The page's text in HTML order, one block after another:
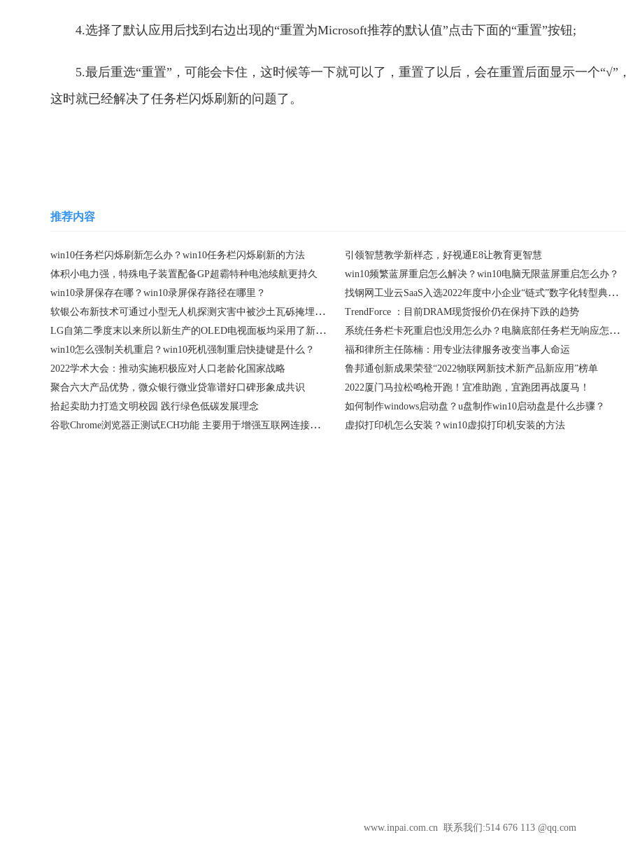
4.选择了默认应用后找到右边出现的“重置为Microsoft推荐的默认值”点击下面的“重置”按钮;
5.最后重选“重置”，可能会卡住，这时候等一下就可以了，重置了以后，会在重置后面显示一个“√”，
这时就已经解决了任务栏闪烁刷新的问题了。
推荐内容
win10任务栏闪烁刷新怎么办？win10任务栏闪烁刷新的方法
引领智慧教学新样态，好视通E8让教育更智慧
体积小电力强，特殊电子装置配备GP超霸特种电池续航更持久
win10频繁蓝屏重启怎么解决？win10电脑无限蓝屏重启怎么办？
win10录屏保存在哪？win10录屏保存路径在哪里？
找钢网工业云SaaS入选2022年度中小企业“链式”数字化转型典型案例
软银公布新技术可通过小型无人机探测灾害中被沙土瓦砾掩埋者的智能手机信号并锁定位置
TrendForce ：目前DRAM现货报价仍在保持下跌的趋势
LG自第二季度末以来所以新生产的OLED电视面板均采用了新的OLED.EX技术 系统任务栏卡死重启也没用怎么办？电脑底部任务栏无响应怎么办？
win10怎么强制关机重启？win10死机强制重启快捷键是什么？
福和律所主任陈楠：用专业法律服务改变当事人命运
2022学术大会：推动实施积极应对人口老龄化国家战略
鲁邦通创新成果荣登“2022物联网新技术新产品新应用”榜单
聚合六大产品优势，微众银行微业贷靠谱好口碑形象成共识
2022厦门马拉松鸣枪开跑！宜准助跑，宜跑团再战厦马！
拾起卖助力打造文明校园 践行绿色低碳发展理念
如何制作windows启动盘？u盘制作win10启动盘是什么步骤？
谷歌Chrome浏览器正测试ECH功能 主要用于增强互联网连接的隐私保护 虚拟打印机怎么安装？win10虚拟打印机安装的方法
www.inpai.com.cn 联系我们:514 676 113 @qq.com